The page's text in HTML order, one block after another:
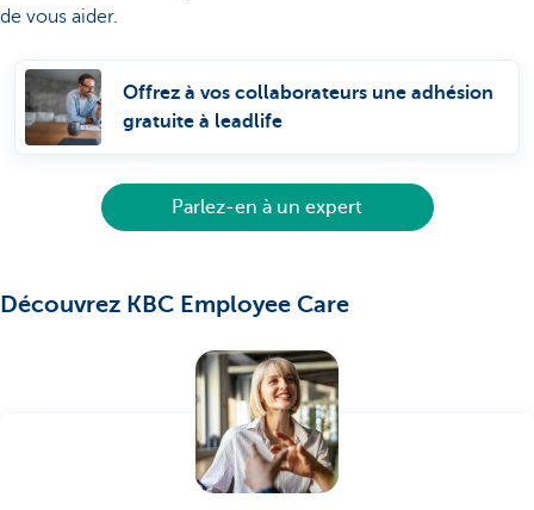
de vous aider.
Offrez à vos collaborateurs une adhésion
gratuite à leadlife
Parlez-en à un expert
Découvrez KBC Employee Care